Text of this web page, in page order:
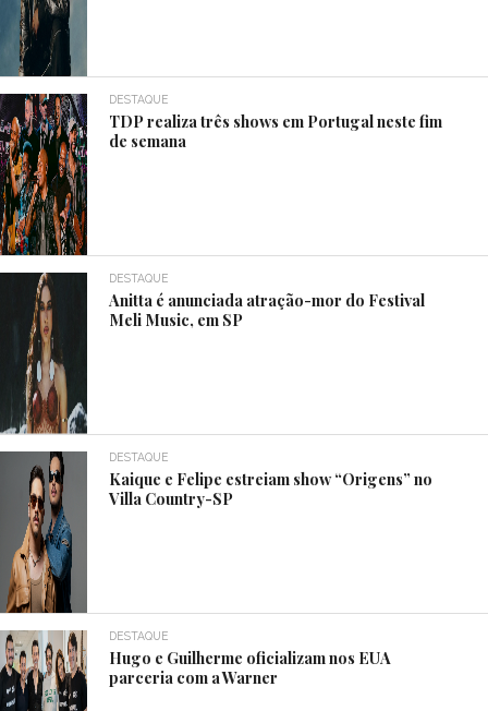
DESTAQUE
TDP realiza três shows em Portugal neste fim
de semana
DESTAQUE
Anitta é anunciada atração-mor do Festival
Meli Music, em SP
DESTAQUE
Kaique e Felipe estreiam show “Origens” no
Villa Country-SP
DESTAQUE
Hugo e Guilherme oficializam nos EUA
parceria com a Warner